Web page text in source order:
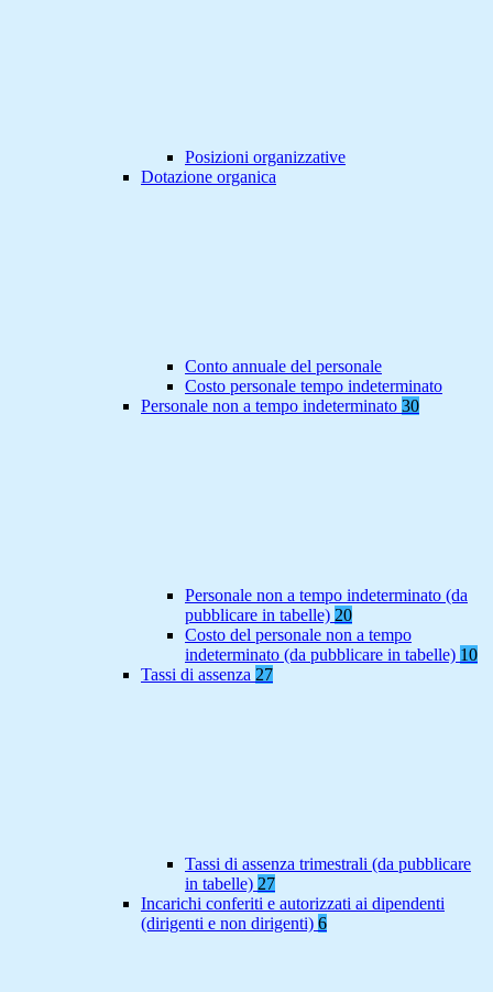
Posizioni organizzative
Dotazione organica
Conto annuale del personale
Costo personale tempo indeterminato
Personale non a tempo indeterminato 30
Personale non a tempo indeterminato (da
pubblicare in tabelle) 20
Costo del personale non a tempo
indeterminato (da pubblicare in tabelle) 10
Tassi di assenza 27
Tassi di assenza trimestrali (da pubblicare
in tabelle) 27
Incarichi conferiti e autorizzati ai dipendenti
(dirigenti e non dirigenti) 6